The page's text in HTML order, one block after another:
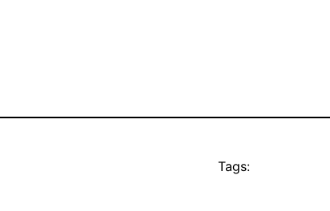
Tags: